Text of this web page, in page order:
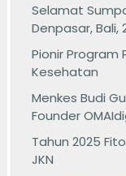
Selamat
Denpasar, Bali,
Pionir Program
Kesehatan
Menkes Budi
Founder
Tahun 2025
JKN